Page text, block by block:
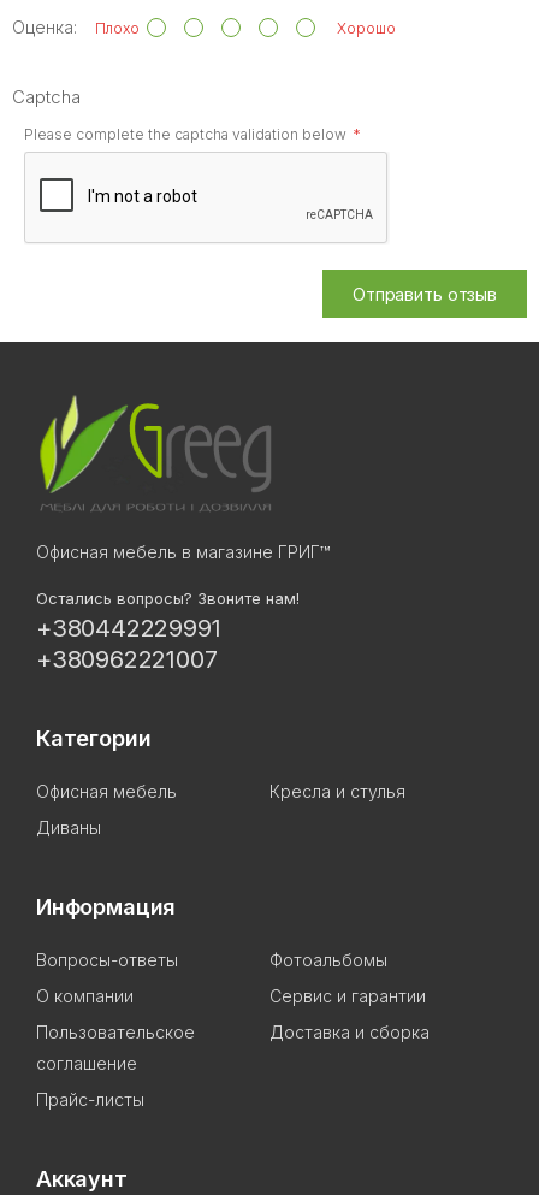
Оценка: Плохо Хорошо
Captcha
Please complete the captcha validation below
Отправить отзыв
Офисная мебель в магазине ГРИГ™
Остались вопросы? Звоните нам!
+380442229991
+380962221007
Категории
Офисная мебель
Кресла и стулья
Диваны
Информация
Вопросы-ответы
Фотоальбомы
О компании
Сервис и гарантии
Пользовательское
соглашение
Доставка и сборка
Прайс-листы
Аккаунт